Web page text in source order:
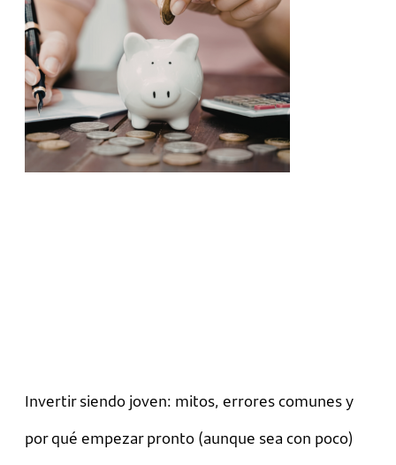
Invertir siendo joven: mitos, errores comunes y
por qué empezar pronto (aunque sea con poco)